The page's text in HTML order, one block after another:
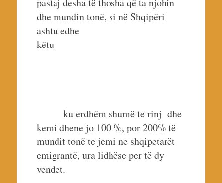
dhe mundin tonë, si në Shqipëri
ashtu edhe
këtu
ku erdhëm shumë te rinj dhe
kemi dhene jo 100 %, por 200% të
mundit tonë te jemi ne shqipetarët
emigrantë, ura lidhëse per të dy
vendet.